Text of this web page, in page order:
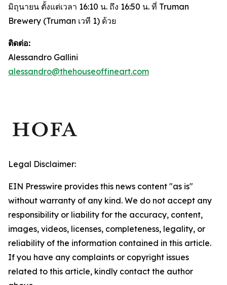
มิถุนายน ตั้งแต่เวลา 16:10 น. ถึง 16:50 น. ที่ Truman
Brewery (Truman เวที 1) ด้วย
ติดต่อ:
Alessandro Gallini
alessandro@thehouseoffineart.com
Legal Disclaimer:
EIN Presswire provides this news content "as is"
without warranty of any kind. We do not accept any
responsibility or liability for the accuracy, content,
images, videos, licenses, completeness, legality, or
reliability of the information contained in this article.
If you have any complaints or copyright issues
related to this article, kindly contact the author